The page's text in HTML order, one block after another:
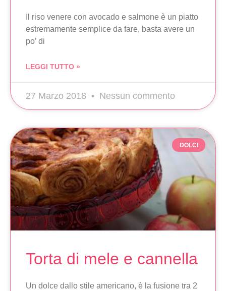
Il riso venere con avocado e salmone è un piatto
estremamente semplice da fare, basta avere un
po’ di
LEGGI TUTTO »
27 Marzo 2018 Nessun commento
DOLCI
Torta di mele e cannella
Un dolce dallo stile americano, è la fusione tra 2